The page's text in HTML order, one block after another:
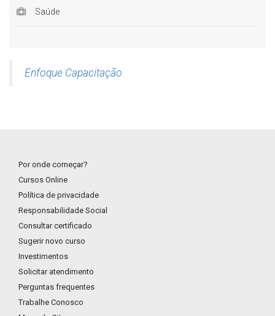
Saúde
Enfoque Capacitação
Por onde começar?
Cursos Online
Política de privacidade
Responsabilidade Social
Consultar certificado
Sugerir novo curso
Investimentos
Solicitar atendimento
Perguntas frequentes
Trabalhe Conosco